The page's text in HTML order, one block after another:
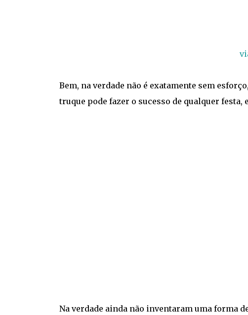
Bem, na verdade não é exatamente sem
truque pode fazer o sucesso de qualquer
Na verdade ainda não inventaram uma forma